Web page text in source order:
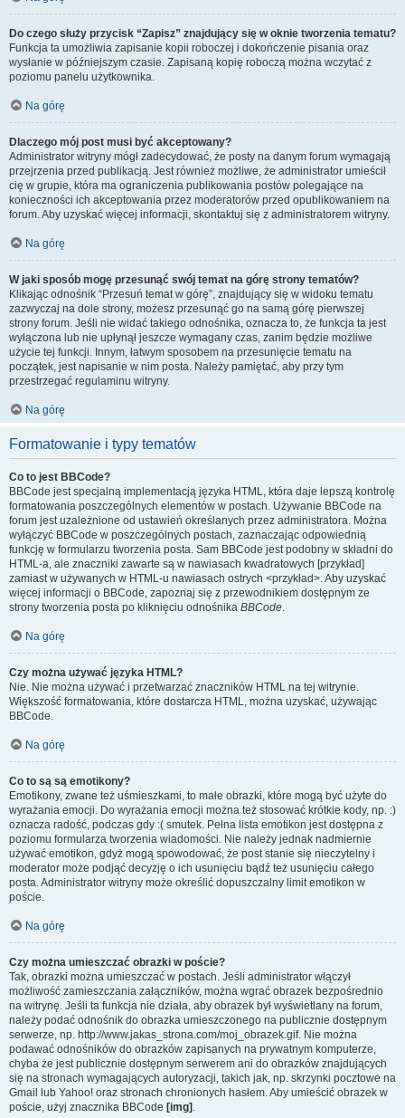
Do czego służy przycisk “Zapisz” znajdujący się w oknie tworzenia tematu?
Funkcja ta umożliwia zapisanie kopii roboczej i dokończenie pisania oraz
wysłanie w późniejszym czasie. Zapisaną kopię roboczą można wczytać z
poziomu panelu użytkownika.
Na górę
Dlaczego mój post musi być akceptowany?
Administrator witryny mógł zadecydować, że posty na danym forum wymagają
przejrzenia przed publikacją. Jest również możliwe, że administrator umieścił
cię w grupie, która ma ograniczenia publikowania postów polegające na
konieczności ich akceptowania przez moderatorów przed opublikowaniem na
forum. Aby uzyskać więcej informacji, skontaktuj się z administratorem witryny.
Na górę
W jaki sposób mogę przesunąć swój temat na górę strony tematów?
Klikając odnośnik “Przesuń temat w górę”, znajdujący się w widoku tematu
zazwyczaj na dole strony, możesz przesunąć go na samą górę pierwszej
strony forum. Jeśli nie widać takiego odnośnika, oznacza to, że funkcja ta jest
wyłączona lub nie upłynął jeszcze wymagany czas, zanim będzie możliwe
użycie tej funkcji. Innym, łatwym sposobem na przesunięcie tematu na
początek, jest napisanie w nim posta. Należy pamiętać, aby przy tym
przestrzegać regulaminu witryny.
Na górę
Formatowanie i typy tematów
Co to jest BBCode?
BBCode jest specjalną implementacją języka HTML, która daje lepszą kontrolę
formatowania poszczególnych elementów w postach. Używanie BBCode na
forum jest uzależnione od ustawień określanych przez administratora. Można
wyłączyć BBCode w poszczególnych postach, zaznaczając odpowiednią
funkcję w formularzu tworzenia posta. Sam BBCode jest podobny w składni do
HTML-a, ale znaczniki zawarte są w nawiasach kwadratowych [przykład]
zamiast w używanych w HTML-u nawiasach ostrych <przykład>. Aby uzyskać
więcej informacji o BBCode, zapoznaj się z przewodnikiem dostępnym ze
strony tworzenia posta po kliknięciu odnośnika BBCode.
Na górę
Czy można używać języka HTML?
Nie. Nie można używać i przetwarzać znaczników HTML na tej witrynie.
Większość formatowania, które dostarcza HTML, można uzyskać, używając
BBCode.
Na górę
Co to są są emotikony?
Emotikony, zwane też uśmieszkami, to małe obrazki, które mogą być użyte do
wyrażania emocji. Do wyrażania emocji można też stosować krótkie kody, np. :)
oznacza radość, podczas gdy :( smutek. Pełna lista emotikon jest dostępna z
poziomu formularza tworzenia wiadomości. Nie należy jednak nadmiernie
używać emotikon, gdyż mogą spowodować, że post stanie się nieczytelny i
moderator może podjąć decyzję o ich usunięciu bądź też usunięciu całego
posta. Administrator witryny może określić dopuszczalny limit emotikon w
poście.
Na górę
Czy można umieszczać obrazki w poście?
Tak, obrazki można umieszczać w postach. Jeśli administrator włączył
możliwość zamieszczania załączników, można wgrać obrazek bezpośrednio
na witrynę. Jeśli ta funkcja nie działa, aby obrazek był wyświetlany na forum,
należy podać odnośnik do obrazka umieszczonego na publicznie dostępnym
serwerze, np. http://www.jakas_strona.com/moj_obrazek.gif. Nie można
podawać odnośników do obrazków zapisanych na prywatnym komputerze,
chyba że jest publicznie dostępnym serwerem ani do obrazków znajdujących
się na stronach wymagających autoryzacji, takich jak, np. skrzynki pocztowe na
Gmail lub Yahoo! oraz stronach chronionych hasłem. Aby umieścić obrazek w
poście, użyj znacznika BBCode [img] .